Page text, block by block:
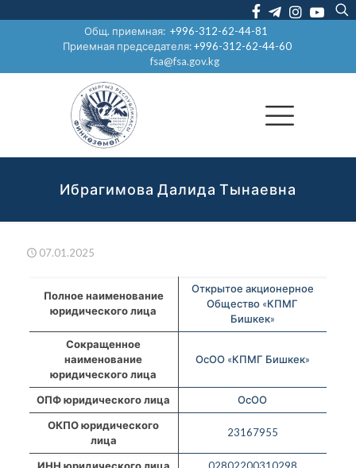
Общ. приемная:+996-312-62-44-81
Приемная председателя:+996-312-62-44-60
fsa@fsa.gov.kg
Ибрагимова Далида Тынаевна
07.01.2025
Полное наименование
юридического лица
Открытое акционерное
Общество «КПМГ
Бишкек»
Сокращенное
наименование
юридического лица
ОсОО «КПМГ Бишкек»
ОПФ юридического лица
ОсОО
ОКПО юридического
лица
23167955
ИНН юридического лица
02802200310298